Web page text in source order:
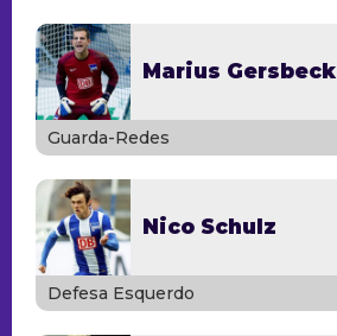
Marius Gersbeck
Guarda-Redes
Nico Schulz
Defesa Esquerdo